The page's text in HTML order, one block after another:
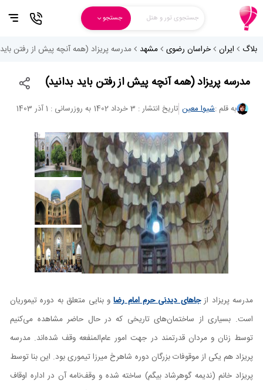
جستجوی تور و هتل جستجو
بلاگ ایران خراسان رضوی مشهد مدرسه پریزاد (همه آنچه پیش از رفتن باید
مدرسه پریزاد (همه آنچه پیش از رفتن باید بدانید)
به قلم :شیوا معین تاریخ انتشار : 3 خرداد 1402 به روزرسانی : 1 آذر 1403
مدرسه پریزاد ازجاهای دیدنی حرم امام رضاو بنایی متعلق به دوره تیموریان
است. بسیاری از ساختمان‌های تاریخی که در حال حاضر مشاهده می‌کنیم
توسط زنان و مردان قدرتمند در جهت امور عام‌المنفعه وقف شده‌اند. مدرسه
پریزاد هم یکی از موقوفات بزرگان دوره شاهرخ میرزا تیموری بود. این بنا توسط
پریزاد خانم (ندیمه گوهرشاد بیگم) ساخته شده و وقف‌نامه آن در اداره اوقاف